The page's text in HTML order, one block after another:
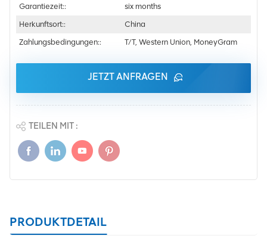
Garantiezeit::
six months
Herkunftsort::
China
Zahlungsbedingungen::
T/T, Western Union, MoneyGram
JETZT ANFRAGEN
TEILEN MIT :
PRODUKTDETAIL